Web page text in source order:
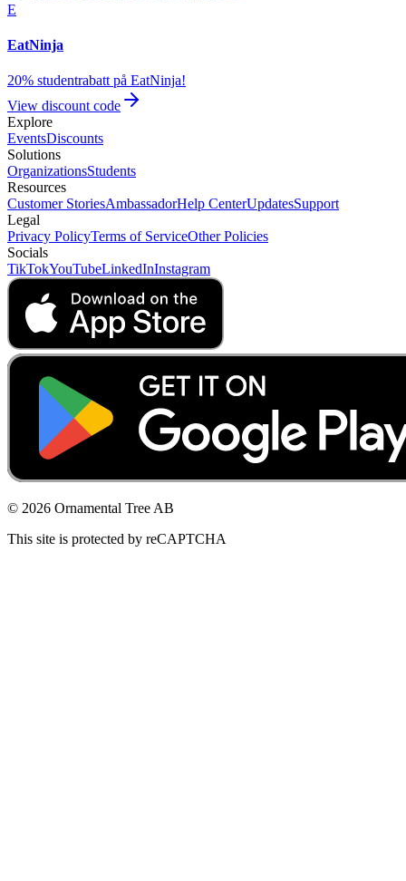
E
EatNinja
20% studentrabatt på EatNinja!
View discount code
Explore
EventsDiscounts
Solutions
OrganizationsStudents
Resources
Customer StoriesAmbassadorHelp CenterUpdatesSupport
Legal
Privacy PolicyTerms of ServiceOther Policies
Socials
TikTokYouTubeLinkedInInstagram
© 2026 Ornamental Tree AB
This site is protected by reCAPTCHA